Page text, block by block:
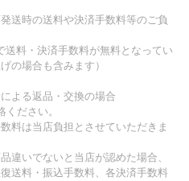
送時の送料や決済手数料等のご負
送料・決済手数料が無料となってい
の場合も含みます）
よる返品・交換の場合
ください。
料は当店負担とさせていただきま
違いでないと当店が認めた場合、
送料・振込手数料、各決済手数料